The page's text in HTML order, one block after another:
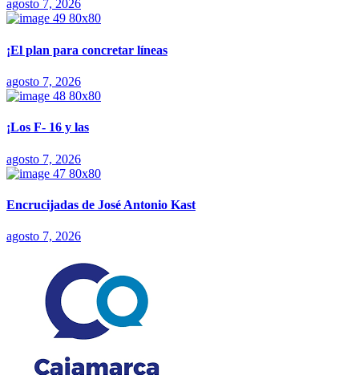
agosto 7, 2026
¡El plan para concretar líneas
agosto 7, 2026
¡Los F- 16 y las
agosto 7, 2026
Encrucijadas de José Antonio Kast
agosto 7, 2026